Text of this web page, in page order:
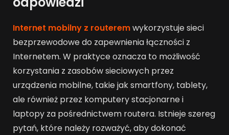
Internet mobilny z routeremwykorzystuje sieci
bezprzewodowe do zapewnienia łączności z
Internetem. W praktyce oznacza to możliwość
korzystania z zasobów sieciowych przez
urządzenia mobilne, takie jak smartfony, tablety,
ale również przez komputery stacjonarne i
laptopy za pośrednictwem routera. Istnieje szereg
pytań, które należy rozważyć, aby dokonać